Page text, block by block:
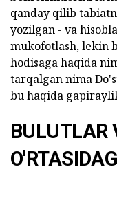
qanday qilib
yozilgan - va
mukofotlash, lekin
hodisaga haqida
tarqalgan nima
bu haqida
BULUTLAR